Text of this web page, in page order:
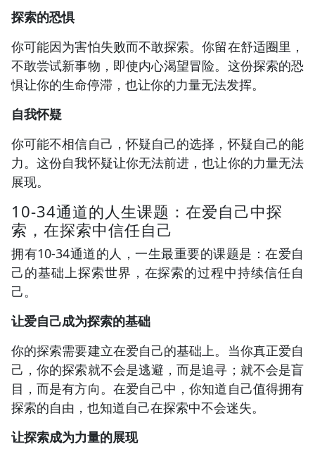
探索的恐惧
你可能因为害怕失败而不敢探索。你留在舒适圈里，
不敢尝试新事物，即使内心渴望冒险。这份探索的恐
惧让你的生命停滞，也让你的力量无法发挥。
自我怀疑
你可能不相信自己，怀疑自己的选择，怀疑自己的能
力。这份自我怀疑让你无法前进，也让你的力量无法
展现。
10-34通道的人生课题：在爱自己中探
索，在探索中信任自己
拥有10-34通道的人，一生最重要的课题是：在爱自
己的基础上探索世界，在探索的过程中持续信任自
己。
让爱自己成为探索的基础
你的探索需要建立在爱自己的基础上。当你真正爱自
己，你的探索就不会是逃避，而是追寻；就不会是盲
目，而是有方向。在爱自己中，你知道自己值得拥有
探索的自由，也知道自己在探索中不会迷失。
让探索成为力量的展现